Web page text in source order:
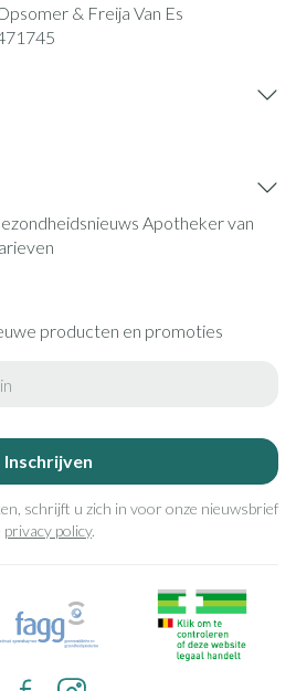
& Freija Van Es
Apotheker van
producten en promoties
Inschrijven
schrijft u zich in voor onze nieuwsbrief
privacy policy.